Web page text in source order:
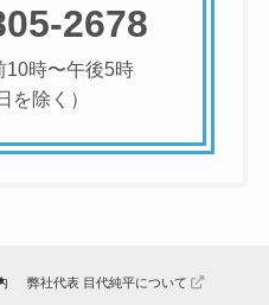
2678
10時〜午後5時
を除く）
弊社代表 目代純平について